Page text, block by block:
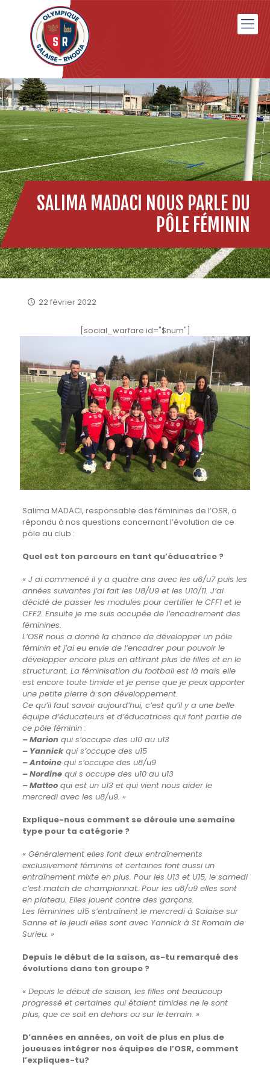
SALIMA MADACI NOUS PARLE DU
PÔLE FÉMININ
22 février 2022
[social_warfare id="$num"]
Salima MADACI, responsable des féminines de l’OSR, a
répondu à nos questions concernant l’évolution de ce
pôle au club :
Quel est ton parcours en tant qu’éducatrice ?
« J ai commencé il y a quatre ans avec les u6/u7 puis les
années suivantes j’ai fait les U8/U9 et les U10/11. J’ai
décidé de passer les modules pour certifier le CFF1 et le
CFF2. Ensuite je me suis occupée de l’encadrement des
féminines.
L’OSR nous a donné la chance de développer un pôle
féminin et j’ai eu envie de l’encadrer pour pouvoir le
développer encore plus en attirant plus de filles et en le
structurant. La féminisation du football est là mais elle
est encore toute timide et je pense que je peux apporter
une petite pierre à son développement.
Ce qu’il faut savoir aujourd’hui, c’est qu’il y a une belle
équipe d’éducateurs et d’éducatrices qui font partie de
ce pôle féminin :
– Marion qui s’occupe des u10 au u13
– Yannickqui s’occupe des u15
– Antoinequi s’occupe des u8/u9
– Nordinequi s occupe des u10 au u13
– Matteoqui est un u13 et qui vient nous aider le
mercredi avec les u8/u9. »
Explique-nous comment se déroule une semaine
type pour ta catégorie ?
« Généralement elles font deux entraînements
exclusivement féminins et certaines font aussi un
entraînement mixte en plus. Pour les U13 et U15, le samedi
c’est match de championnat. Pour les u8/u9 elles sont
en plateau. Elles jouent contre des garçons.
Les féminines u15 s’entraînent le mercredi à Salaise sur
Sanne et le jeudi elles sont avec Yannick à St Romain de
Surieu. »
Depuis le début de la saison, as-tu remarqué des
évolutions dans ton groupe ?
« Depuis le début de saison, les filles ont beaucoup
progressé et certaines qui étaient timides ne le sont
plus, que ce soit en dehors ou sur le terrain. »
D’années en années, on voit de plus en plus de
joueuses intégrer nos équipes de l’OSR, comment
l’expliques-tu?